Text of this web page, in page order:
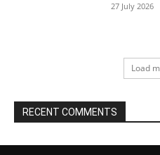
27 July 2026
Load
RECENT COMMENTS